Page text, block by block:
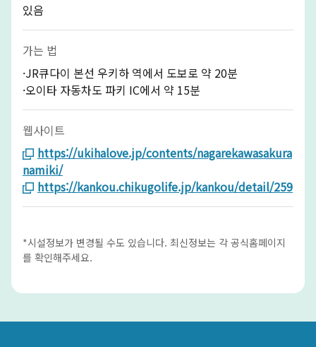
있음
가는 법
·JR큐다이 본선 우키하 역에서 도보로 약 20분
·오이타 자동차도 파키 IC에서 약 15분
웹사이트
https://ukihalove.jp/contents/nagarekawasakura
namiki/
https://kankou.chikugolife.jp/kankou/detail/259
*시설정보가 변경될 수도 있습니다. 최신정보는 각 공식홈페이지
를 확인해주세요.